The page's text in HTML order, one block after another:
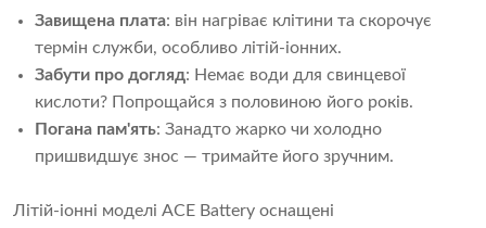
Завищена плата: він нагріває клітини та скорочує
термін служби, особливо літій-іонних.
Забути про догляд: Немає води для свинцевої
кислоти? Попрощайся з половиною його років.
Погана пам'ять: Занадто жарко чи холодно
пришвидшує знос — тримайте його зручним.
Літій-іонні моделі ACE Battery оснащені